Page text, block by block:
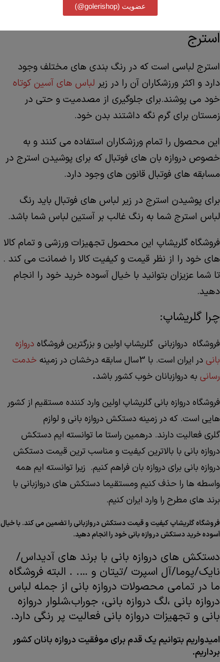
استرج
استرج لباسی است که در رنگ بندی های مختلف وجود
دارد و اکثر ورزشکاران آن را در زیر لباس های آسین کوتاه
خود می پوشند.برای جلوگیری از مصدمیت و حتی در
زمستان برای گرم نگه داشتند بدن خود.
این محصول را تمام ورزشکاران استفاده می کنند و به
خصوص دروازه بان های فوتبال که برای پوشیدن استرج در
مسابقه های فوتبال قانون های وجود دارد.
برای پوشیدن استرج در زیر لباس های فوتبال باید رنگ
لباس استرج شما به رنگ غالب بر آستین لباس شما باشد.
فروشگاه گلریشاپ این محصول تجهیزات ورزشی و تمام کالا
های خود را از نظر قیمت و کیفیت کالا را ضمانت می کند .
تا شما عزیزان بتوانید با خیال آسوده خرید خود را انجام
دهید.
چرا گلریشاپ:
فروشگاه دروازبانی گلریشاپ اولین و بزرگترین فروشگاه دروازه
بانی در ایران است. با 3سال سابقه درخشان در زمینه
خدمت
رسانی به دروازبانان خوب کشور باشد.
فروشگاه دروازه بانی گلریشاپ اولین وارد کننده مستقیم از کشور
هایی است. که در زمینه دستکش دروازه بانی و لوازم
گلری فعالیت دارند. درهمین راستا ما توانسته ایم دستکش
دروازه بانی با بالاترین کیفیت و مناسب ترین قیمت دستکش
دروازه بانی برای دروازه بان فراهم کنیم. زیرا توانسته ایم همه
واسطه ها را حذف کنیم ومستقیما دستکش های دروازبانی با
برند های مطرح را وارد ایران کنیم.
فروشگاه گلریشاپ کیفیت و قیمت دستکش دروازبانی را تضمین می کند. با خیال
آسوده خرید دستکش دروازه بانی خود را انجام دهید.
دستکش های دروازه بانی با برند های آدیداس/
نایک/پوما/آل اسپرت /تیتان و …. . البته فروشگاه
ما در تمامی محصولات دروازه بانی از جمله لباس
دروازه بانی ،لگ دروازه بانی، جوراب،شلوار دروازه
بانی و تجهیزات دروازه بانی فعالیت پر رنگی دارد.
امیدواریم بتوانیم یک قدم برای موفقیت دروازه بانان کشور
برداریم.
عضویت (golerishop@)